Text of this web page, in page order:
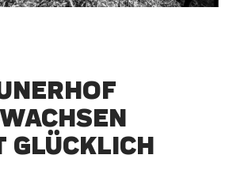
GLÜCKLICH